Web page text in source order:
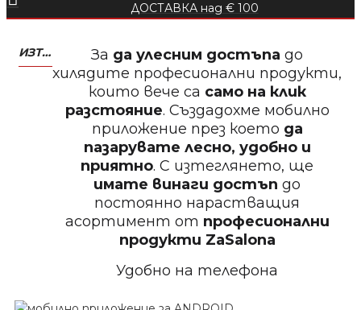
БЕЗПЛАТНО
Пила за нокти 12cm
ДОСТАВКА над € 100
ИЗТЕГЛЕТЕ МОБИЛНО ПРИЛОЖЕНИЕ ZASALONA За да улесним достъпадо
хилядите професионални продукти,
които вече са само на клик
разстояние. Създадохме мобилно
приложение през което да
пазарувате лесно, удобно и
приятно. С изтеглянето, ще
имате винаги достъп до
постоянно нарастващия
асортимент от професионални
продукти ZaSalona
Удобно на телефона